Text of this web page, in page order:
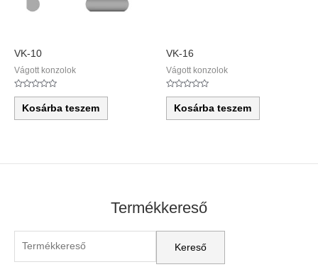
VK-10
Vágott konzolok
Értékelés:
5
Kosárba teszem
VK-16
Vágott konzolok
Értékelés:
5
Kosárba teszem
Termékkereső